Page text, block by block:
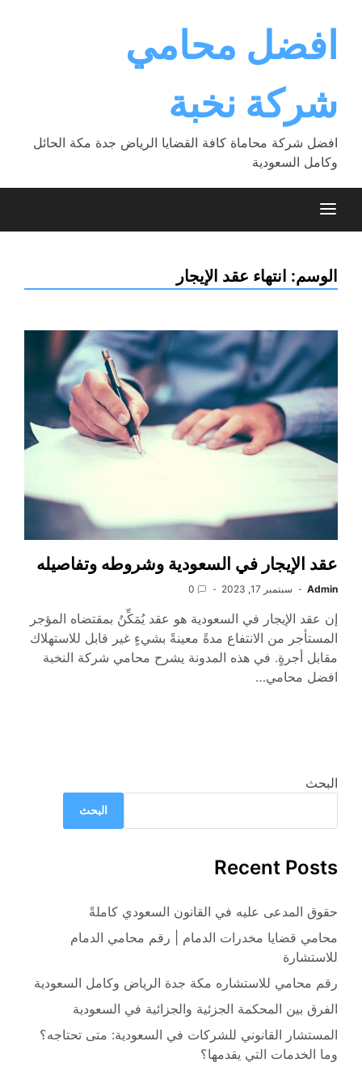
contentافضل محامي
شركة نخبة
افضل شركة محاماة كافة القضايا الرياض جدة مكة الحائل
وكامل السعودية
الوسم: انتهاء عقد الإيجار
عقد الإيجار في السعودية وشروطه وتفاصيله
Admin سبتمبر 17, 2023 0
إن عقد الإيجار في السعودية هو عقد يُمَكِّنُ بمقتضاه المؤجر
المستأجر من الانتفاع مدةً معينةً بشيءٍ غير قابل للاستهلاك
مقابل أجرةٍ. في هذه المدونة يشرح محامي شركة النخبة
افضل محامي…
البحث
البحث
Recent Posts
حقوق المدعى عليه في القانون السعودي كاملةً
محامي قضايا مخدرات الدمام | رقم محامي الدمام
للاستشارة
رقم محامي للاستشاره مكة جدة الرياض وكامل السعودية
الفرق بين المحكمة الجزئية والجزائية في السعودية
المستشار القانوني للشركات في السعودية: متى تحتاجه؟
وما الخدمات التي يقدمها؟